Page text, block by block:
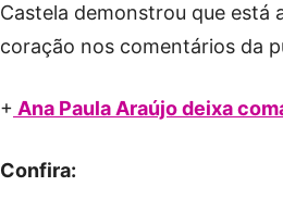
Castela demonstrou que está
coração nos comentários da
+ Ana Paula Araújo deixa
Confira: